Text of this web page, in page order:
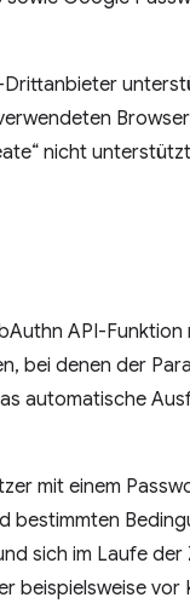
Drittanbieter
nicht
API-Funktion
bei denen der
automatische
mit einem
bestimmten
sich im Laufe
beispielsweise vor